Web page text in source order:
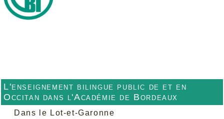
L'enseignement bilingue public de et en
Occitan dans l'Académie de Bordeaux
Dans le Lot-et-Garonne